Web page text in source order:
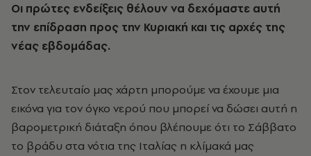
Οι πρώτες ενδείξεις θέλουν να δεχόμαστε αυτή
την επίδραση προς την Κυριακή και τις αρχές της
νέας εβδομάδας.
Στον τελευταίο μας χάρτη μπορούμε να έχουμε μια
εικόνα για τον όγκο νερού που μπορεί να δώσει αυτή η
βαρομετρική διάταξη όπου βλέπουμε ότι το Σάββατο
το βράδυ στα νότια της Ιταλίας η κλίμακά μας